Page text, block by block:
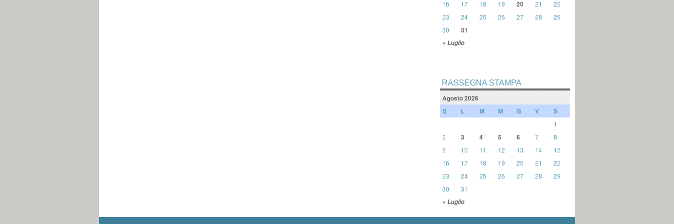
« Luglio
16
17 18 19 20 21
22
23
24 25 26 27 28
29
30
31
RASSEGNA STAMPA
Agosto 2026
D
L M M G V S
« Luglio
1
2
3 4 5 6 7
8
9
10 11 12 13 14
15
16
17 18 19 20 21
22
23
24 25 26 27 28
29
30
31